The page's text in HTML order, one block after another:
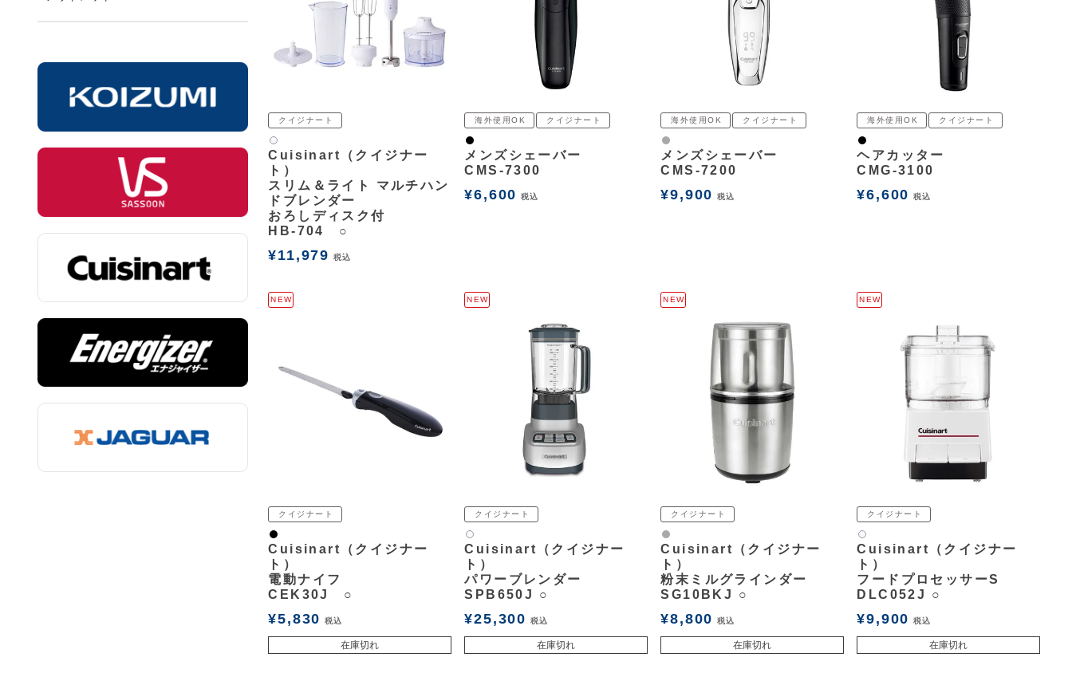
クイジナート
白2
Cuisinart（クイジナー
ト）
スリム＆ライト マルチハン
ドブレンダー
おろしディスク付
HB-704 ○
¥11,979 税込
海外使用OK クイジナート
黒
メンズシェーバー
CMS-7300
¥6,600 税込
海外使用OK クイジナート
グレー
メンズシェーバー
CMS-7200
¥9,900 税込
海外使用OK クイジナート
黒
ヘアカッター
CMG-3100
¥6,600 税込
NEW
クイジナート
黒
Cuisinart（クイジナー
ト）
電動ナイフ
CEK30J ○
¥5,830 税込
在庫切れ
NEW
クイジナート
白2
Cuisinart（クイジナー
ト）
パワーブレンダー
SPB650J ○
¥25,300 税込
在庫切れ
NEW
クイジナート
グレー
Cuisinart（クイジナー
ト）
粉末ミルグラインダー
SG10BKJ ○
¥8,800 税込
在庫切れ
NEW
クイジナート
白2
Cuisinart（クイジナー
ト）
フードプロセッサーS
DLC052J ○
¥9,900 税込
在庫切れ